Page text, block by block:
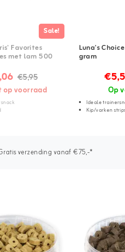
Sale!
Favorites
met lam 500
€5,95
op voorraad
Luna's
gram
Op
Ideale
Kip/varken
verzending vanaf €75,-*